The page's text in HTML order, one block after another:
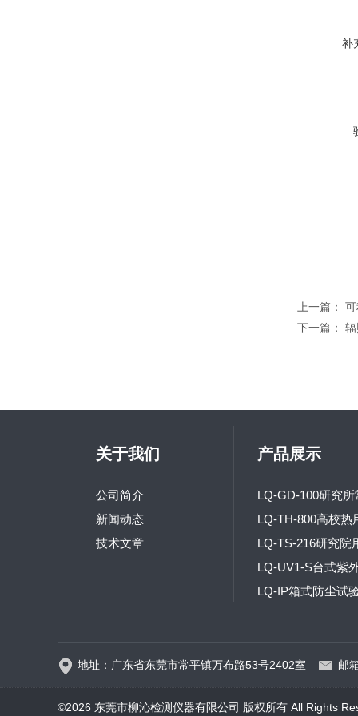
补
上一篇：
下一篇：
关于我们
公司简介
新闻动态
技术文章
产品展示
地址：广东省东莞市常平镇万布路53号2402室 邮
©2026 东莞市柳沁检测仪器有限公司 版权所有 All Rights